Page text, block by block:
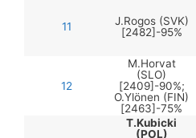
11
J.Rogos (SVK)
[2482]-95%
12
M.Horvat
(SLO)
[2409]-90%;
O.Ylönen (FIN)
[2463]-75%
T.Kubicki
(POL)